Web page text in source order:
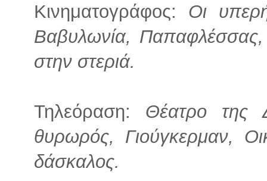
Κινηματογράφος: Οι
Βαβυλωνία,
στην στεριά.
Τηλεόραση: Θέατρο της
θυρωρός, Γιούγκερμαν,
δάσκαλος.